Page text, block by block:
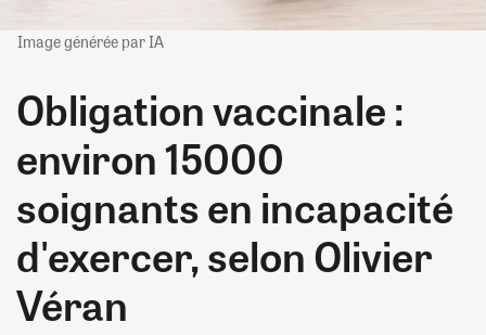
Image générée par IA
Obligation vaccinale :
environ 15000
soignants en incapacité
d'exercer, selon Olivier
Véran